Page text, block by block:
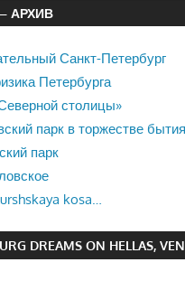
АРХИВ
Санкт-Петербург
Петербурга
столицы»
парк в торжестве
парк
kosa…
DREAMS ON HELLAS,